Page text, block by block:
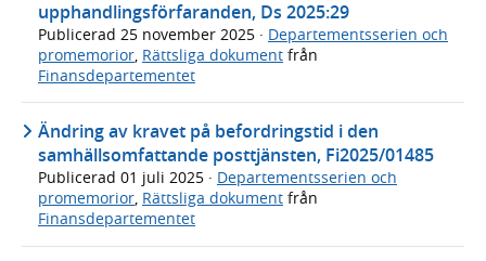
upphandlingsförfaranden, Ds 2025:29
Publicerad 25 november 2025 · Departementsserien och
promemorior Rättsliga dokument från
Finansdepartementet
Ändring av kravet på befordringstid i den
samhällsomfattande posttjänsten, Fi2025/01485
Publicerad 01 juli 2025 · Departementsserien och
promemorior, Rättsliga dokument från
Finansdepartementet